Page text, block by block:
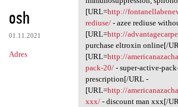
osh
01.11.2021
Adres
[URL=http://
rediuse/- azee rediuse
[URL=http://
purchase eltroxin online[/
[URL=http://
pack-20/- super-active-
prescription[/URL -
[URL=http://
xxx/- discount man xxx[/